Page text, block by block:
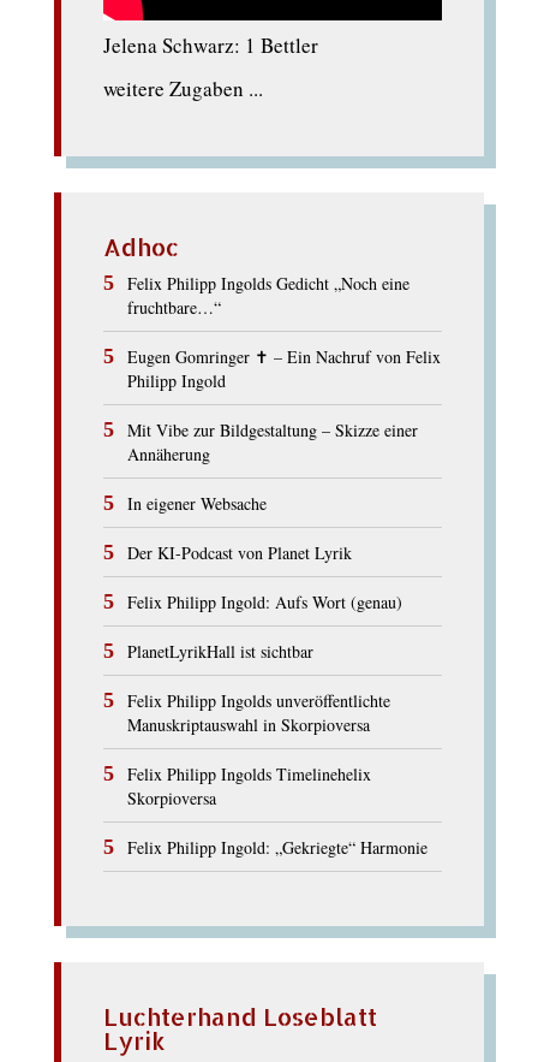
Jelena Schwarz: 1 Bettler
weitere Zugaben ...
Adhoc
Felix Philipp Ingolds Gedicht „Noch eine
fruchtbare…“
Eugen Gomringer ✝︎ – Ein Nachruf von Felix
Philipp Ingold
Mit Vibe zur Bildgestaltung – Skizze einer
Annäherung
In eigener Websache
Der KI-Podcast von Planet Lyrik
Felix Philipp Ingold: Aufs Wort (genau)
PlanetLyrikHall ist sichtbar
Felix Philipp Ingolds unveröffentlichte
Manuskriptauswahl in Skorpioversa
Felix Philipp Ingolds Timelinehelix
Skorpioversa
Felix Philipp Ingold: „Gekriegte“ Harmonie
Luchterhand Loseblatt
Lyrik